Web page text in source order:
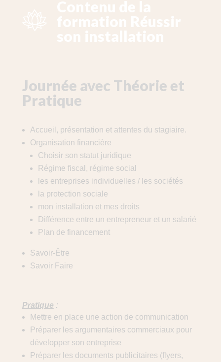
Journée avec Théorie et
Pratique
Accueil, présentation et attentes du stagiaire.
Organisation financière
Choisir son statut juridique
Régime fiscal, régime social
les entreprises individuelles / les sociétés
la protection sociale
mon installation et mes droits
Différence entre un entrepreneur et un salarié
Plan de financement
Savoir-Être
Savoir Faire
Pratique :
Mettre en place une action de communication
Préparer les argumentaires commerciaux pour
développer son entreprise
Préparer les documents publicitaires (flyers,